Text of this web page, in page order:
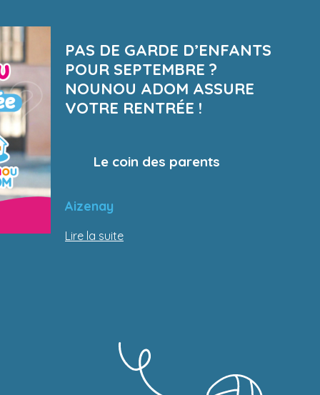
PAS DE GARDE D’ENFANTS
POUR SEPTEMBRE ?
NOUNOU ADOM ASSURE
VOTRE RENTRÉE !
Le coin des parents
Aizenay
Lire la suite